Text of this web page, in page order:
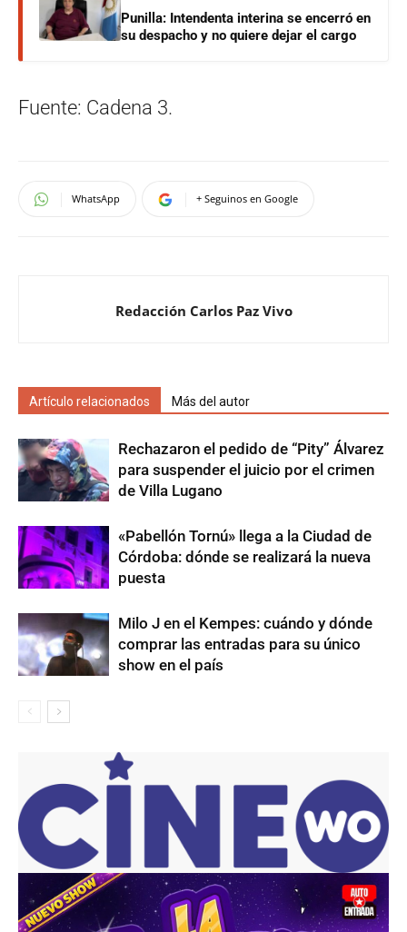
Punilla: Intendenta interina se encerró en
su despacho y no quiere dejar el cargo
Fuente: Cadena 3.
WhatsApp + Seguinos en Google
Redacción Carlos Paz Vivo
Artículo relacionados Más del autor
Rechazaron el pedido de “Pity” Álvarez
para suspender el juicio por el crimen
de Villa Lugano
«Pabellón Tornú» llega a la Ciudad de
Córdoba: dónde se realizará la nueva
puesta
Milo J en el Kempes: cuándo y dónde
comprar las entradas para su único
show en el país